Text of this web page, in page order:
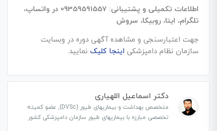
اطلاعات تکمیلی و پشتیبانی: 09359591557 در واتساپ،
تلگرام، ایتا، روبیکا، سروش
جهت اعتبارسنجی و مشاهده آگهی دوره در وبسایت
سازمان نظام دامپزشکی اینجا کلیکنمایید.
دکتر اسماعیل اللهیاری
متخصص بهداشت و بیماریهای طیور (DVSc), عضو کمیته
تخصصی مبارزه با بیماریهای طیور سازمان دامپزشکی کشور